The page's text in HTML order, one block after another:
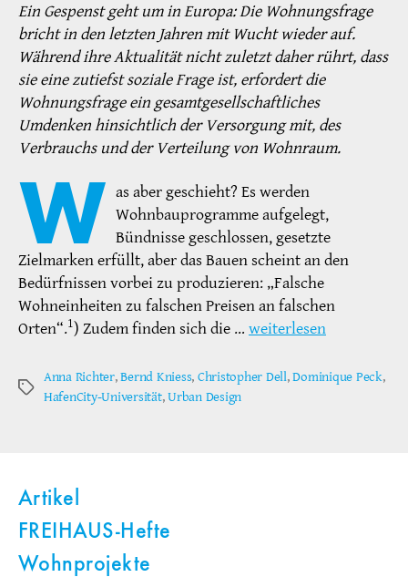
Ein Gespenst geht um in Europa: Die Wohnungsfrage
bricht in den letzten Jahren mit Wucht wieder auf.
Während ihre Aktualität nicht zuletzt daher rührt, dass
sie eine zutiefst soziale Frage ist, erfordert die
Wohnungsfrage ein gesamtgesellschaftliches
Umdenken hinsichtlich der Versorgung mit, des
Verbrauchs und der Verteilung von Wohnraum.
W as aber geschieht? Es werden
Wohnbauprogramme aufgelegt,
Bündnisse geschlossen, gesetzte
Zielmarken erfüllt, aber das Bauen scheint an den
Bedürfnissen vorbei zu produzieren: „Falsche
Wohneinheiten zu falschen Preisen an falschen
Orten“.1) Zudem finden sich die … weiterlesen
Schlagwörter
Anna Richter,Bernd Kniess, Christopher Dell,Dominique Peck,
HafenCity-Universität,Urban Design
Artikel
FREIHAUS-Hefte
Wohnprojekte